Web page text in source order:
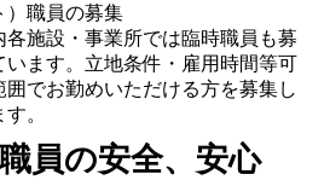
）職員の募集
各施設・事業所では臨時職員も募
います。立地条件・雇用時間等可
囲でお勤めいただける方を募集し
。
員の安全、安心